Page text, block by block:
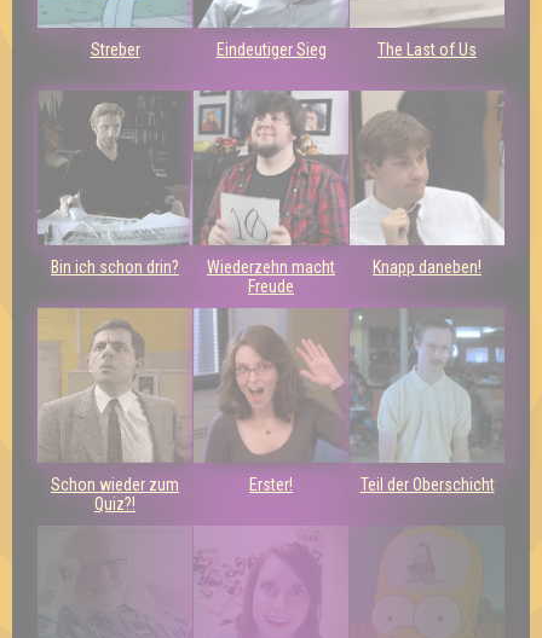
Streber Eindeutiger Sieg The Last of Us
Bin ich schon drin?
Wiederzehn macht
Freude
Knapp daneben!
Schon wieder zum
Quiz?!
Erster! Teil der Oberschicht